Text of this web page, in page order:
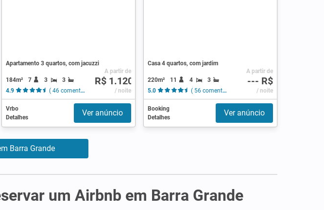
Apartamento 3 quartos, com jacuzzi
184m² 7 3
3
4.9
( 46 comentários )
A partir de
R$ 1.120
/ noite
Vrbo
Detalhes
Ver anúncio
Casa 4 quartos, com jardim
220m² 11 4
3
5.0
( 56 comentários )
A partir de
--- R$
/ noite
Booking
Detalhes
Ver anúncio
Barra Grande
um Airbnb em Barra Grande